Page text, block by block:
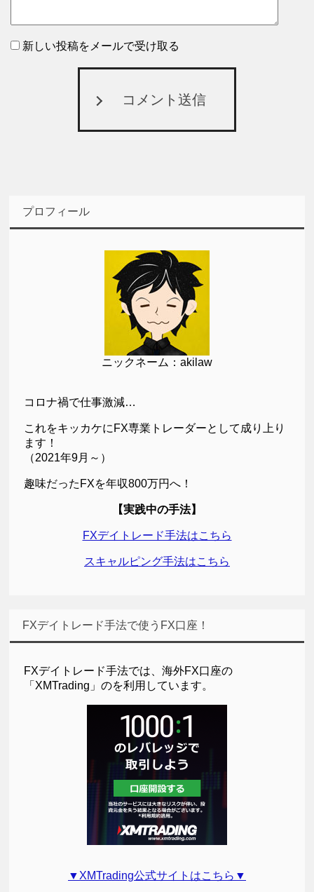
新しい投稿をメールで受け取る
コメント送信
プロフィール
ニックネーム：akilaw
コロナ禍で仕事激減…
これをキッカケにFX専業トレーダーとして成り上り
ます！
（2021年9月～）
趣味だったFXを年収800万円へ！
【実践中の手法】
FXデイトレード手法はこちら
スキャルピング手法はこちら
FXデイトレード手法で使うFX口座！
FXデイトレード手法では、海外FX口座の
「XMTrading」のを利用しています。
▼XMTrading公式サイトはこちら▼